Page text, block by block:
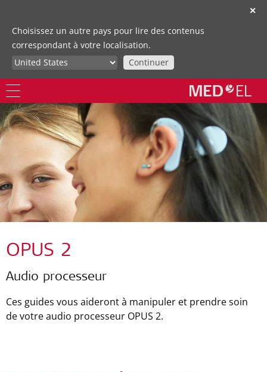
✕
Choisissez un autre pays pour lire des contenus
correspondant à votre localisation.
Continuer
OPUS 2
Audio processeur
Ces guides vous aideront à manipuler et prendre soin
de votre audio processeur OPUS 2.